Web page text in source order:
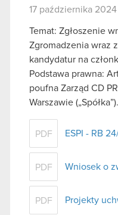
17 października 2024
Temat: Zgłoszenie
Zgromadzenia wraz
kandydatur na
Podstawa prawna:
poufna Zarząd CD
Warszawie
PDF ESPI - RB
PDF Wniosek o
PDF Projekty